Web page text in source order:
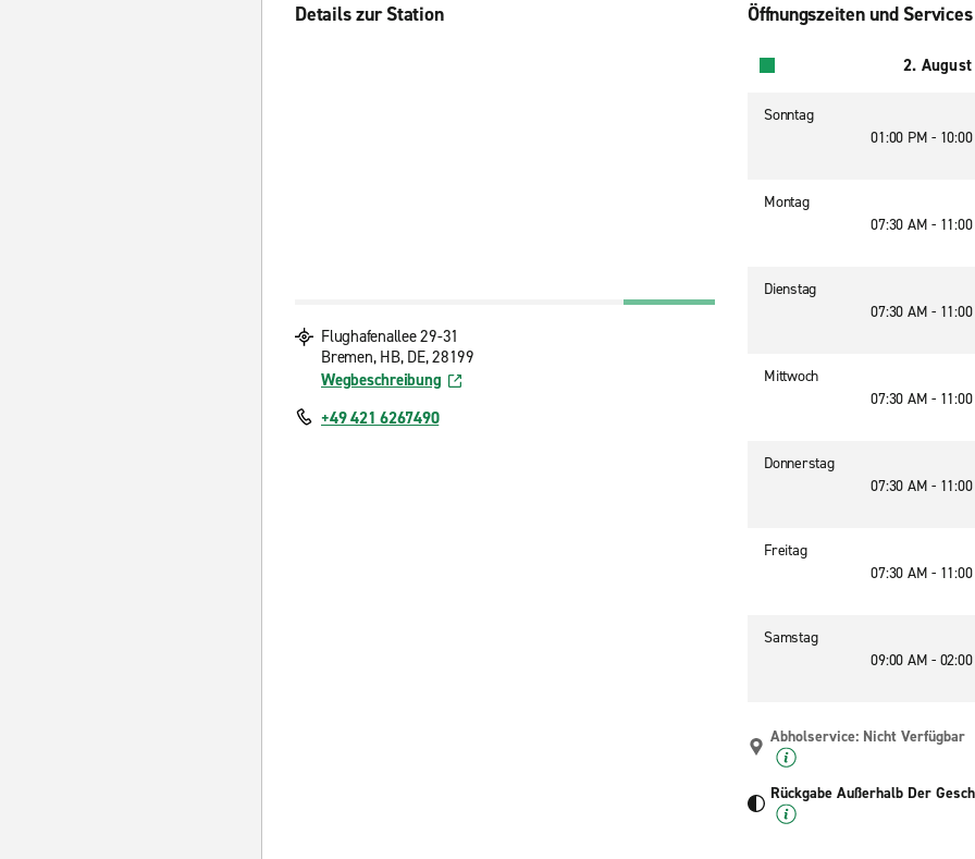
Details zur Station
Flughafenallee 29-31
Bremen, HB, DE, 28199
Wegbeschreibung
+49 421 6267490
Öffnungszeiten und Services
2.
Sonntag
01:00 PM -
Montag
07:30 AM -
Dienstag
07:30 AM -
Mittwoch
07:30 AM -
Donnerstag
07:30 AM -
Freitag
07:30 AM -
Samstag
09:00 AM -
Abholservice: Nicht Verfügbar
Rückgabe Außerhalb Der